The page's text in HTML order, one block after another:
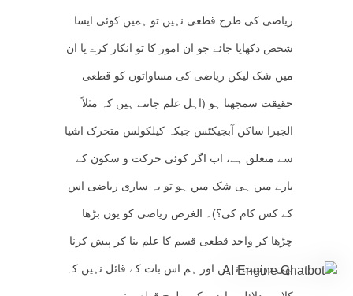
ریاضی کی طرح قطعی نہیں تو ہمیں کوئی ایسا
شخص دکھایا جائے جو ان امور کا تو انکار کرے یا ان
میں شک لیکن ریاضی کی مساواتوں کو قطعی
حقیقت سمجھتا ہو (اہل علم جانتے ہیں کہ مثلاً
الجبرا ساکن آبجیکٹس جبکہ کیلکولس متحرک اشیا
سے متعلق ہے، اب اگر کوئی حرکت و سکون کے
بارے میں ہی شک میں ہو تو یہ ساری ریاضی اس
کے کس کام کی؟)۔ الغرض ریاضی کو یوں بڑھا
چڑھا کر واحد قطعی قسم کا علم بنا کر پیش کرنا
بھی درست نہیں اور ہم اس بات کے قائل نہیں کہ